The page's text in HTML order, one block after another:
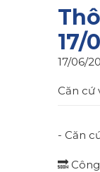
17/
17/06/
Căn cứ
- Căn
🔜